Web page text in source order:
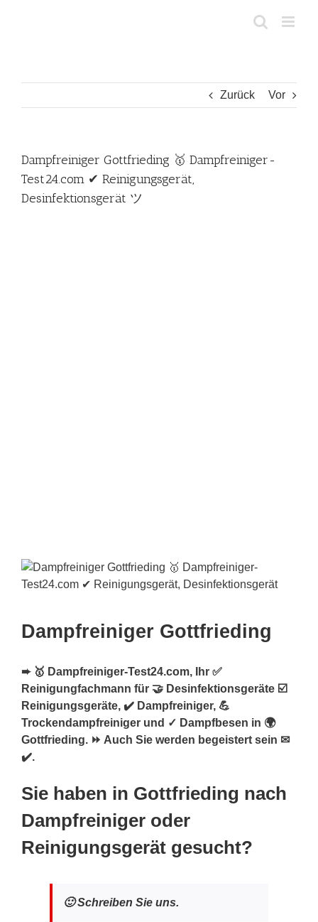
Zurück Vor
Dampfreiniger Gottfrieding 🥇 Dampfreiniger-
Test24.com ✔ Reinigungsgerät,
Desinfektionsgerät ツ
Dampfreiniger Gottfrieding
➨ 🥇 Dampfreiniger-Test24.com, Ihr ✅
Reinigungfachmann für 🤝 Desinfektionsgeräte ☑️
Reinigungsgeräte, ✔️ Dampfreiniger, 💪
Trockendampfreiniger und ✓ Dampfbesen in 🌍
Gottfrieding. ⏩ Auch Sie werden begeistert sein ✉
✔️.
Sie haben in Gottfrieding nach
Dampfreiniger oder
Reinigungsgerät gesucht?
🙂 Schreiben Sie uns.